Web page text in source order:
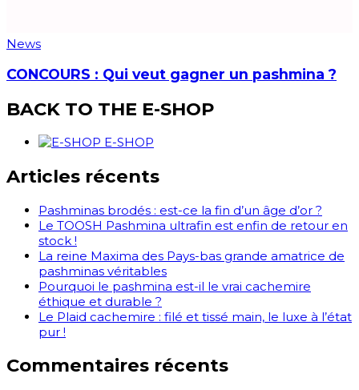
News
CONCOURS : Qui veut gagner un pashmina ?
BACK TO THE E-SHOP
E-SHOP
Articles récents
Pashminas brodés : est-ce la fin d’un âge d’or ?
Le TOOSH Pashmina ultrafin est enfin de retour en
stock !
La reine Maxima des Pays-bas grande amatrice de
pashminas véritables
Pourquoi le pashmina est-il le vrai cachemire
éthique et durable ?
Le Plaid cachemire : filé et tissé main, le luxe à l’état
pur !
Commentaires récents